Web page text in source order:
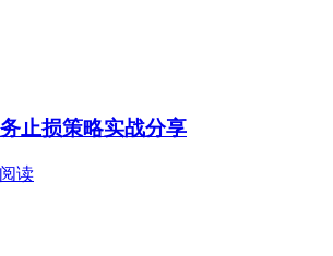
止损策略实战分享
读